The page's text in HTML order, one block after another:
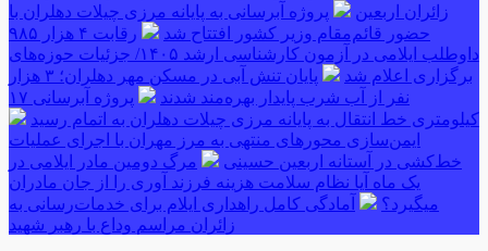
زائران اربعین
پروژه آبرسانی به پایانه مرزی چیلات دهلران با
حضور قائم‌مقام وزیر کشور افتتاح شد
رقابت ۴ هزار ۹۸۵
داوطلب ایلامی در آزمون کارشناسی ارشد ۱۴۰۵/ جزئیات حوزه‌های
برگزاری اعلام شد
پایان تنش آبی در مسکن مهر دهلران؛ ۳ هزار
نفر از آب شرب پایدار بهره‌مند شدند
پروژه آبرسانی ۱۷
کیلومتری خط انتقال به پایانه مرزی چیلات دهلران به اتمام رسید
ایمن‌سازی محورهای منتهی به مرز مهران با اجرای عملیات
خط‌کشی در آستانه اربعین حسینی
مرگ دومین مادر ایلامی در
یک ماه آیا نظام سلامت هزینه فرزند آوری را از جان مادران
میگیرد؟
آمادگی کامل راهداری ایلام برای خدمات‌رسانی به
زائران مراسم وداع با رهبر شهید